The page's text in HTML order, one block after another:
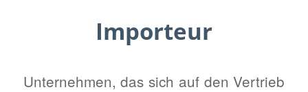
Importeur
Unternehmen, das sich auf den Vertrieb